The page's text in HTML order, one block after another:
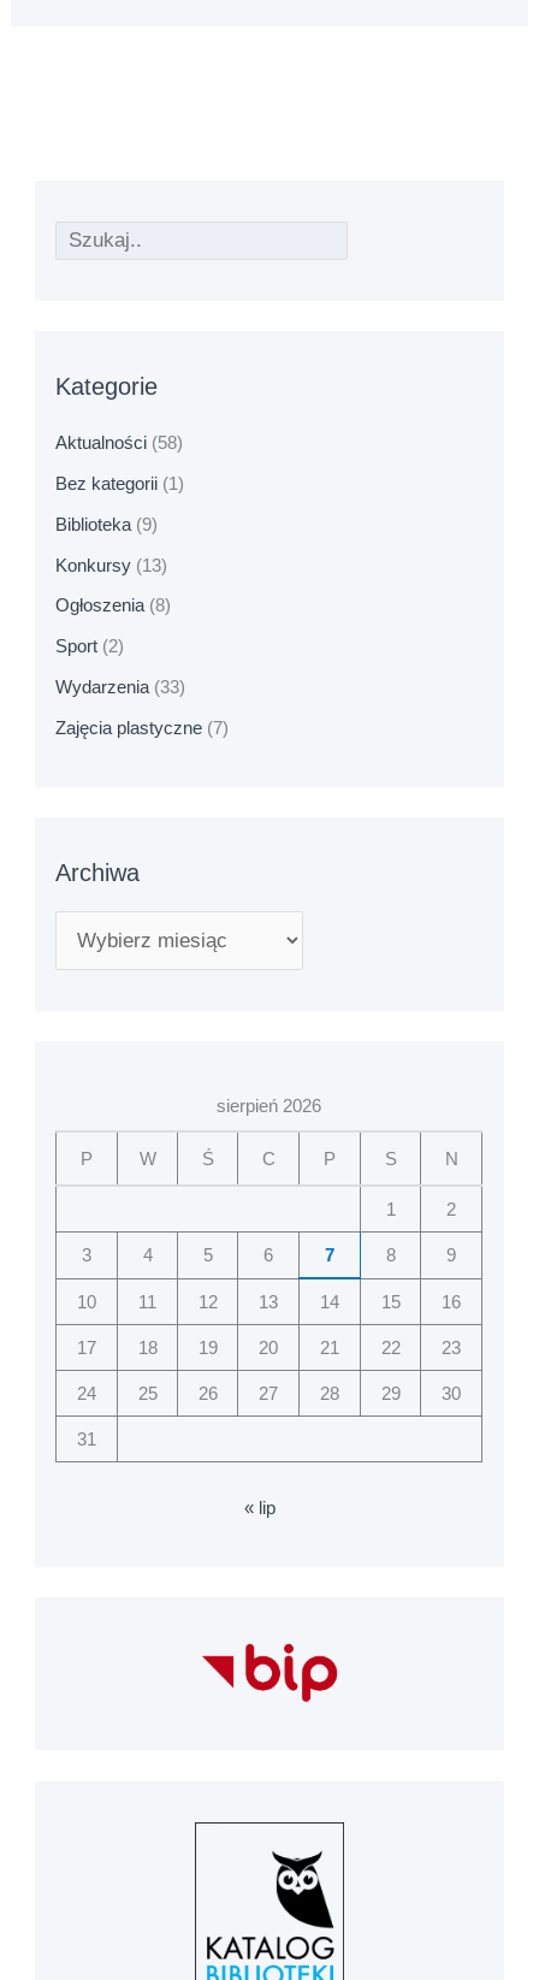
Kategorie
Aktualności (58)
Bez kategorii (1)
Biblioteka (9)
Konkursy (13)
Ogłoszenia (8)
Sport (2)
Wydarzenia (33)
Zajęcia plastyczne (7)
Archiwa
sierpień 2026
P W Ś C P S N
1 2
3 4 5 6 7 8 9
10 11 12 13 14 15 16
17 18 19 20 21 22 23
24 25 26 27 28 29 30
31
« lip